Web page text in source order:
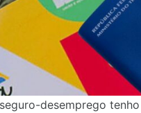
desemprego tenho